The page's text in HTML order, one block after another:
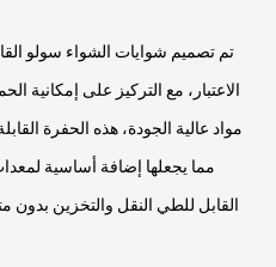
تم تصميم شوايات الشواء سولو
الاعتبار، مع التركيز على
مواد عالية الجودة، هذه الحفرة
مما يجعلها إضافة أساسية
القابل للطي النقل والتخزين